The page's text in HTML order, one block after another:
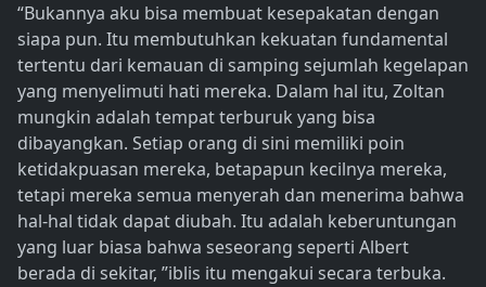
“Bukannya aku bisa membuat kesepakatan dengan
siapa pun. Itu membutuhkan kekuatan fundamental
tertentu dari kemauan di samping sejumlah kegelapan
yang menyelimuti hati mereka. Dalam hal itu, Zoltan
mungkin adalah tempat terburuk yang bisa
dibayangkan. Setiap orang di sini memiliki poin
ketidakpuasan mereka, betapapun kecilnya mereka,
tetapi mereka semua menyerah dan menerima bahwa
hal-hal tidak dapat diubah. Itu adalah keberuntungan
yang luar biasa bahwa seseorang seperti Albert
berada di sekitar, ”iblis itu mengakui secara terbuka.